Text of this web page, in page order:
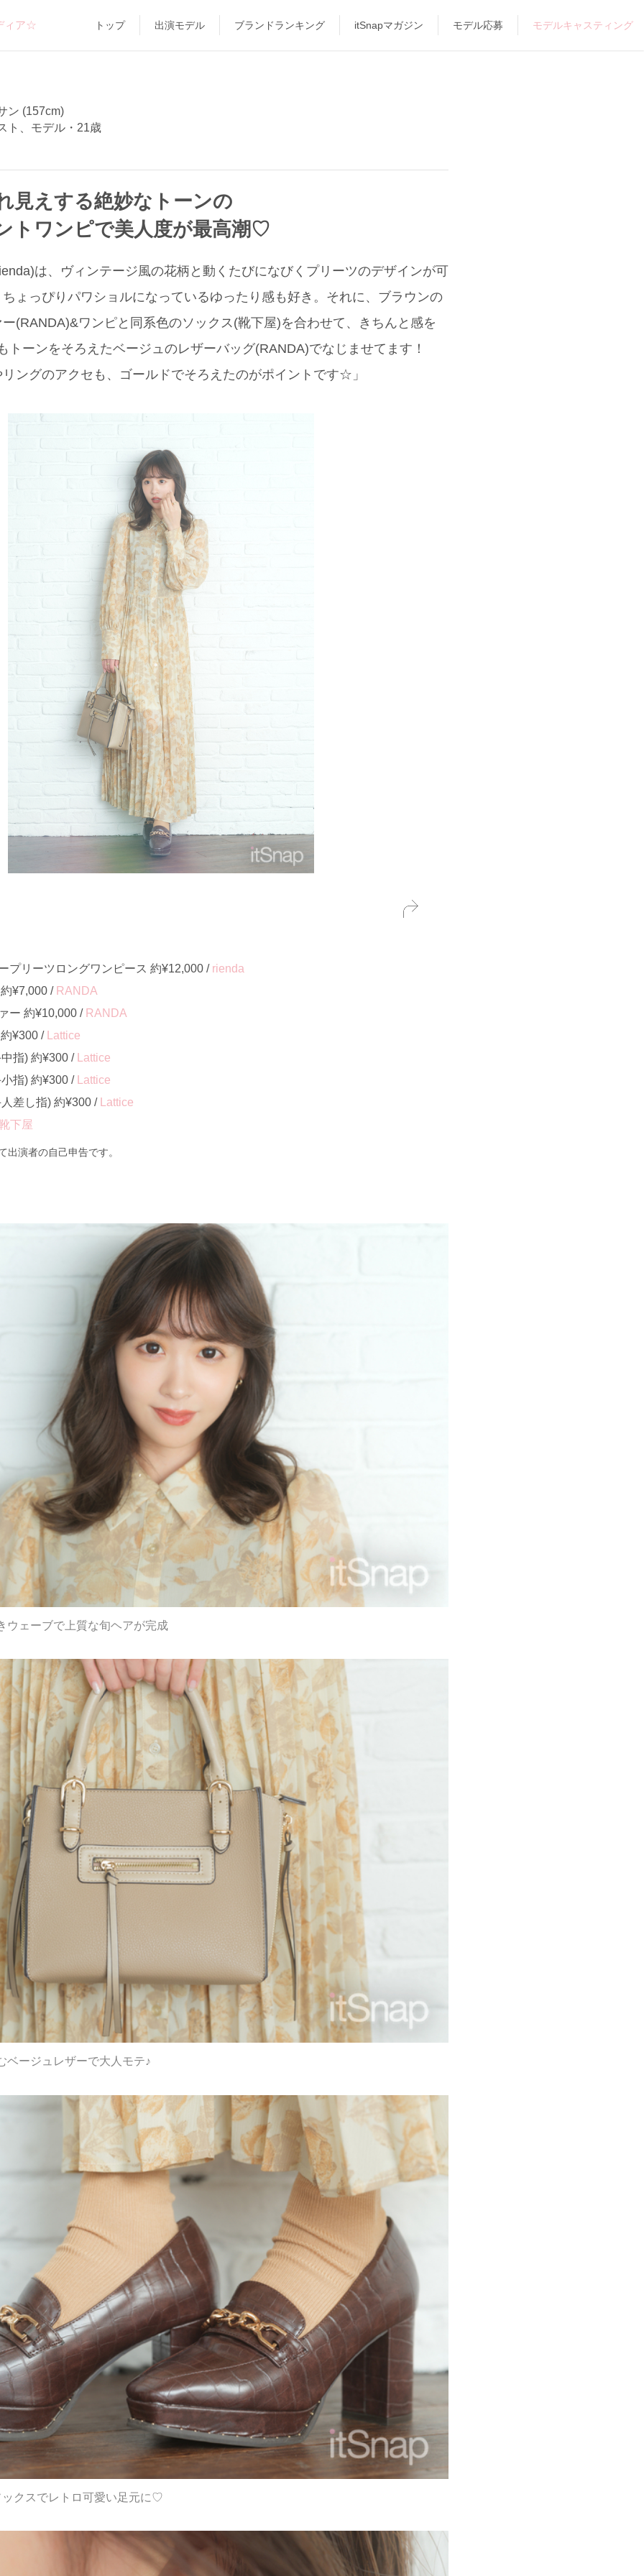
ィア☆ トップ 出演モデル ブランドランキング itSnapマガジン モデル応募 モデルキャスティング
ン (157cm)
ト、モデル・21歳
見えする絶妙なトーンの
トワンピで美人度が最高潮♡
は、ヴィンテージ風の花柄と動くたびになびくプリーツのデザインが可
っぴりパワショルになっているゆったり感も好き。それに、ブラウンの
(RANDA)&ワンピと同系色のソックス(靴下屋)を合わせて、きちんと感を
ーンをそろえたベージュのレザーバッグ(RANDA)でなじませてます！
ングのアクセも、ゴールドでそろえたのがポイントです☆」
プリーツロングワンピース 約¥12,000 / rienda
¥7,000 / RANDA
ー 約¥10,000 / RANDA
¥300 /
Lattice
指) 約¥300 /
Lattice
指) 約¥300 /
Lattice
差し指) 約¥300 /
Lattice
下屋
演者の自己申告です。
ウェーブで上質な旬ヘアが完成
ベージュレザーで大人モテ♪
クスでレトロ可愛い足元に♡